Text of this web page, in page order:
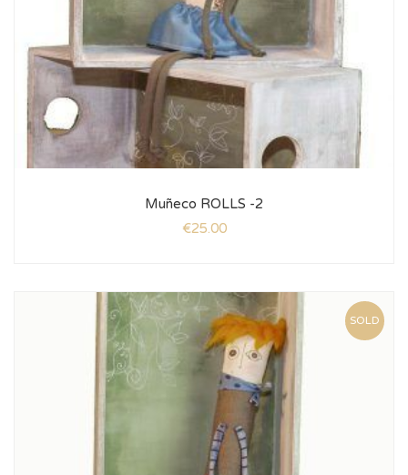
Muñeco ROLLS -2
€25.00
SOLD